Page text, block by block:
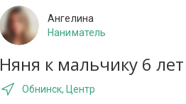
Ангелина
Наниматель
Няня к мальчику 6
Обнинск, Центр